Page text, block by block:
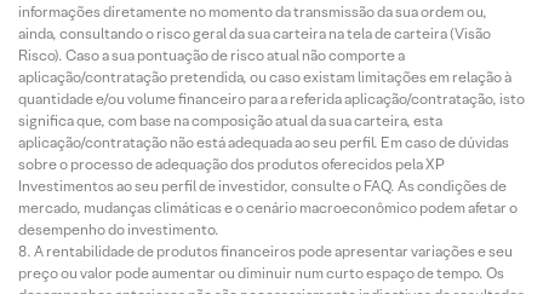
informações diretamente no momento da transmissão da sua ordem ou,
ainda, consultando o risco geral da sua carteira na tela de carteira (Visão
Risco). Caso a sua pontuação de risco atual não comporte a
aplicação/contratação pretendida, ou caso existam limitações em relação à
quantidade e/ou volume financeiro para a referida aplicação/contratação, isto
significa que, com base na composição atual da sua carteira, esta
aplicação/contratação não está adequada ao seu perfil. Em caso de dúvidas
sobre o processo de adequação dos produtos oferecidos pela XP
Investimentos ao seu perfil de investidor, consulte o FAQ. As condições de
mercado, mudanças climáticas e o cenário macroeconômico podem afetar o
desempenho do investimento.
A rentabilidade de produtos financeiros pode apresentar variações e seu
preço ou valor pode aumentar ou diminuir num curto espaço de tempo. Os